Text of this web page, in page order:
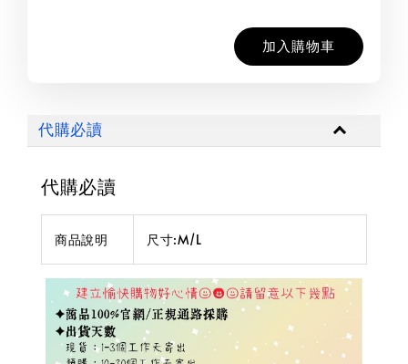
加入購物車
代購必讀
代購必讀
商品說明 尺寸:M/L